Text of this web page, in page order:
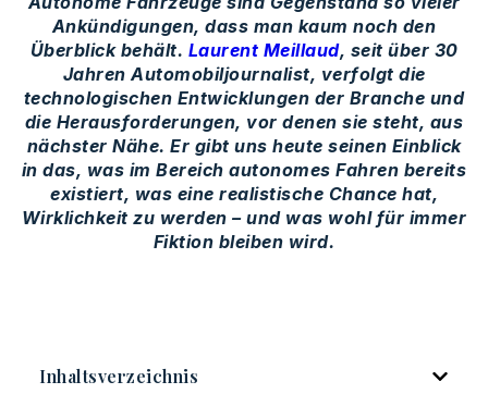
Ankündigungen, dass man kaum noch den
Überblick behält. Laurent Meillaud, seit über 30
Jahren Automobiljournalist, verfolgt die
technologischen Entwicklungen der Branche und
die Herausforderungen, vor denen sie steht, aus
nächster Nähe. Er gibt uns heute seinen Einblick
in das, was im Bereich autonomes Fahren bereits
existiert, was eine realistische Chance hat,
Wirklichkeit zu werden – und was wohl für immer
Fiktion bleiben wird.
Inhaltsverzeichnis